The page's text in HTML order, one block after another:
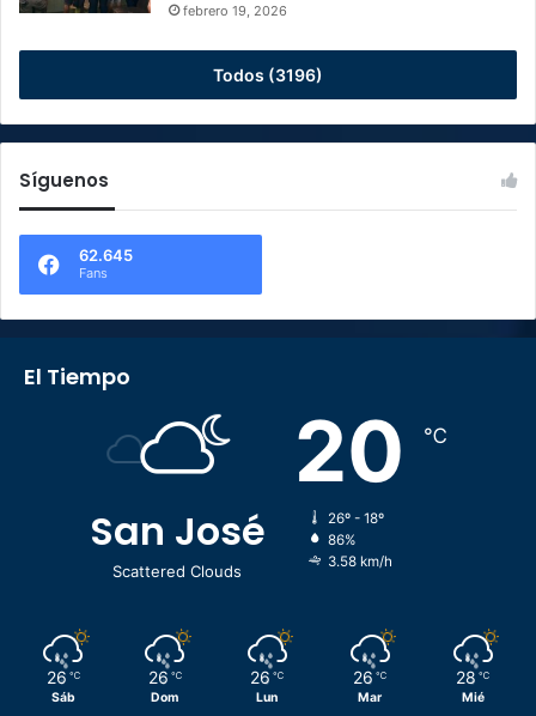
febrero 19, 2026
Todos (3196)
Síguenos
62.645
Fans
El Tiempo
San José
Scattered Clouds
20 ℃
26º - 18º
86%
3.58 km/h
26 ℃
Sáb
26 ℃
Dom
26 ℃
Lun
26 ℃
Mar
28 ℃
Mié